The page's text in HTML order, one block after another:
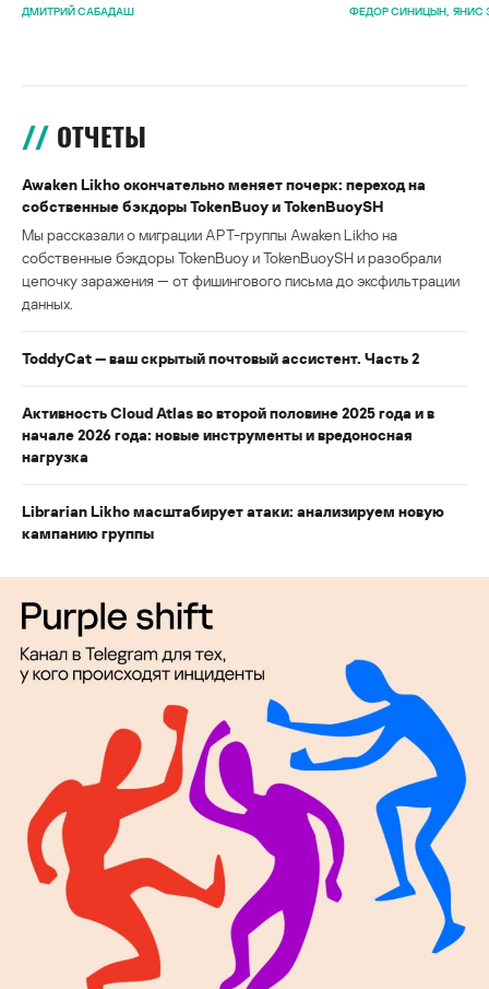
ДМИТРИЙ САБАДАШ
ФЕДОР СИНИЦЫН ЯНИС
ОТЧЕТЫ
Awaken Likho окончательно меняет почерк: переход на
собственные бэкдоры TokenBuoy и TokenBuoySH
Мы рассказали о миграции APT-группы Awaken Likho на
собственные бэкдоры TokenBuoy и TokenBuoySH и разобрали
цепочку заражения — от фишингового письма до эксфильтрации
данных.
ToddyCat — ваш скрытый почтовый ассистент. Часть 2
Активность Cloud Atlas во второй половине 2025 года и в
начале 2026 года: новые инструменты и вредоносная
нагрузка
Librarian Likho масштабирует атаки: анализируем новую
кампанию группы